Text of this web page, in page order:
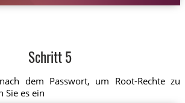
Schritt 5
dem Passwort, um Root-Rechte zu
Sie es ein